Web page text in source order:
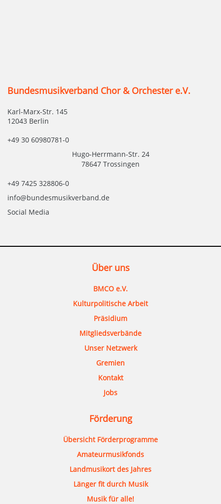
Bundesmusikverband Chor & Orchester e.V.
Karl-Marx-Str. 145
12043 Berlin
+49 30 60980781-0
Hugo-Herrmann-Str. 24
78647 Trossingen
+49 7425 328806-0
info@bundesmusikverband.de
Social Media
Über uns
BMCO e.V.
Kulturpolitische Arbeit
Präsidium
Mitgliedsverbände
Unser Netzwerk
Gremien
Kontakt
Jobs
Förderung
Übersicht Förderprogramme
Amateurmusikfonds
Landmusikort des Jahres
Länger fit durch Musik
Musik für alle!